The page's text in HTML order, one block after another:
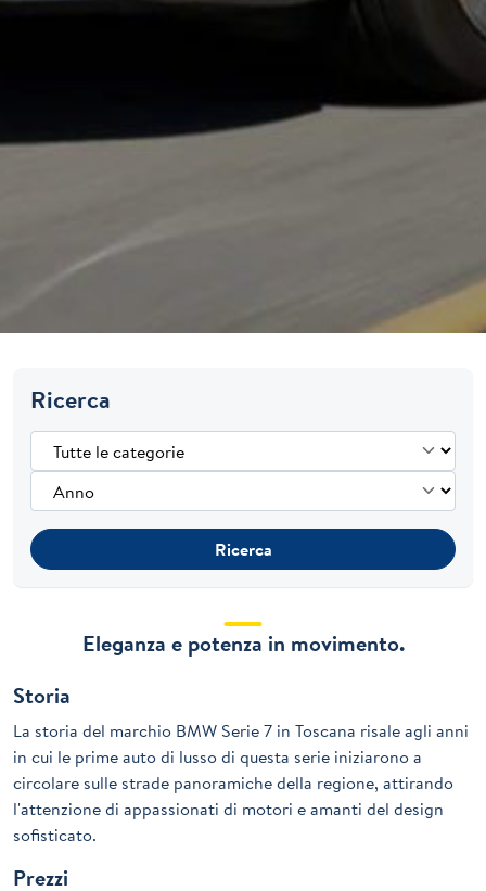
Ricerca
Ricerca
Eleganza e potenza in movimento.
Storia
La storia del marchio BMW Serie 7 in Toscana risale agli anni
in cui le prime auto di lusso di questa serie iniziarono a
circolare sulle strade panoramiche della regione, attirando
l'attenzione di appassionati di motori e amanti del design
sofisticato.
Prezzi